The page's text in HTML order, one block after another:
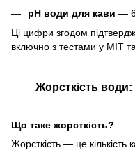
pH води для кави —
Ці цифри згодом
включно з тестами у MIT
Жорсткість
Що таке жорсткість?
Жорсткість — це кількість